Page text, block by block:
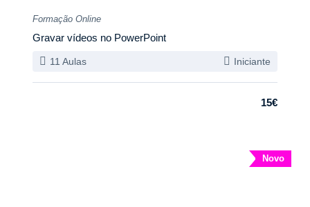
Formação Online
Gravar vídeos no PowerPoint
11 Aulas Iniciante
15€
Novo